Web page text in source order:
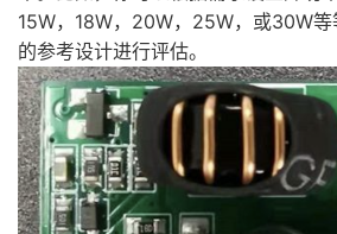
15W，18W，20W，25W，或30W
的参考设计进行评估。